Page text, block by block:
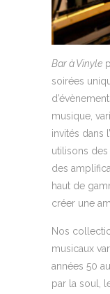
Bar à Vinyle
soirées
musique,
invités dans
utilisons
des
haut de
créer une
Nos
musicaux
années 50
par la soul,